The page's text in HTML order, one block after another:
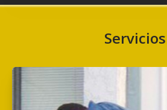
Servicios